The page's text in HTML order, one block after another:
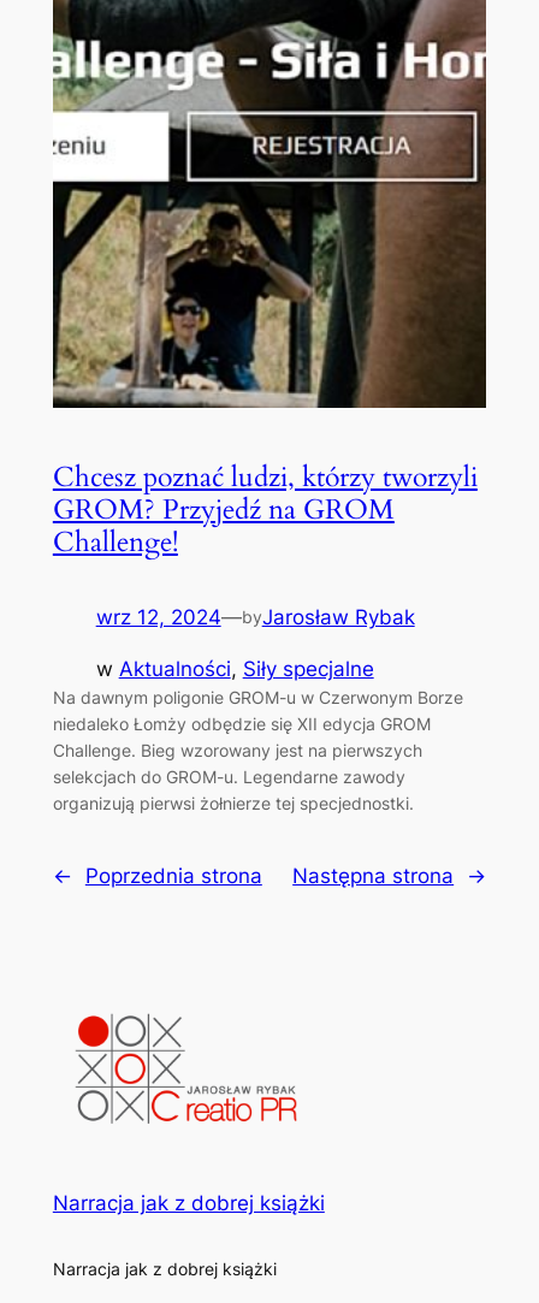
Chcesz poznać ludzi, którzy tworzyli
GROM? Przyjedź na GROM
Challenge!
wrz 12, 2024—byJarosław Rybak
w Aktualności, Siły specjalne
Na dawnym poligonie GROM-u w Czerwonym Borze
niedaleko Łomży odbędzie się XII edycja GROM
Challenge. Bieg wzorowany jest na pierwszych
selekcjach do GROM-u. Legendarne zawody
organizują pierwsi żołnierze tej specjednostki.
← Poprzednia strona Następna strona →
Narracja jak z dobrej książki
Narracja jak z dobrej książki